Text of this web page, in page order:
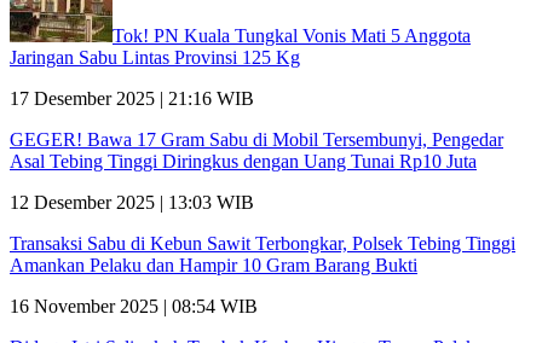
Tok! PN Kuala Tungkal Vonis Mati 5 Anggota
Jaringan Sabu Lintas Provinsi 125 Kg
17 Desember 2025 | 21:16 WIB
GEGER! Bawa 17 Gram Sabu di Mobil Tersembunyi, Pengedar
Asal Tebing Tinggi Diringkus dengan Uang Tunai Rp10 Juta
12 Desember 2025 | 13:03 WIB
Transaksi Sabu di Kebun Sawit Terbongkar, Polsek Tebing Tinggi
Amankan Pelaku dan Hampir 10 Gram Barang Bukti
16 November 2025 | 08:54 WIB